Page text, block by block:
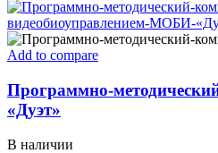
Add to compare
Программно-
«Дуэт»
В наличии